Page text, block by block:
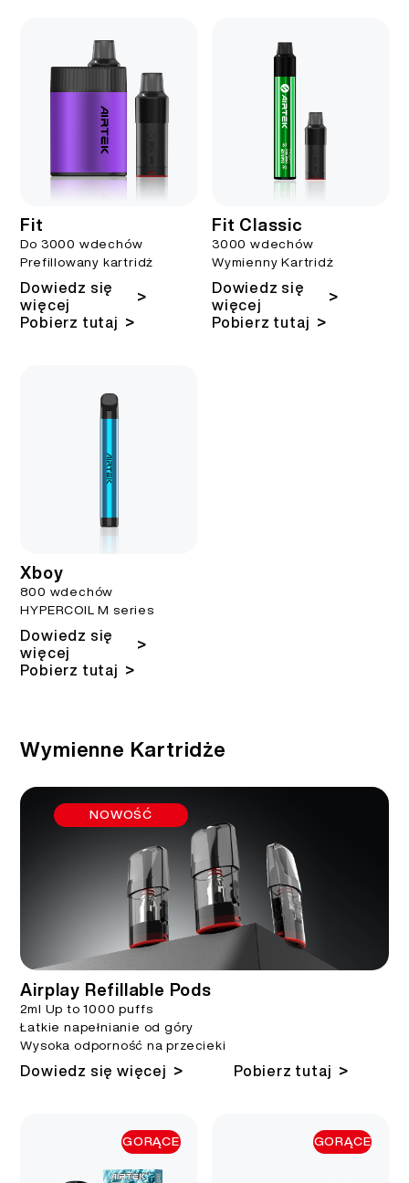
Fit
Do 3000 wdechów
Prefillowany kartridż
Dowiedz się
więcej
>
Pobierz tutaj >
Fit Classic
3000 wdechów
Wymienny Kartridż
Dowiedz się
więcej
>
Pobierz tutaj >
Xboy
800 wdechów
HYPERCOIL M series
Dowiedz się
więcej
>
Pobierz tutaj >
Wymienne Kartridże
NOWOŚĆ
Airplay Refillable Pods
2ml Up to 1000 puffs
Łatkie napełnianie od góry
Wysoka odporność na przecieki
Dowiedz się więcej > Pobierz tutaj >
GORĄCE GORĄCE